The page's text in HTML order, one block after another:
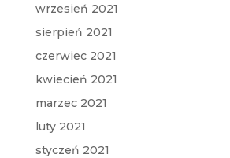
wrzesień 2021
sierpień 2021
czerwiec 2021
kwiecień 2021
marzec 2021
luty 2021
styczeń 2021